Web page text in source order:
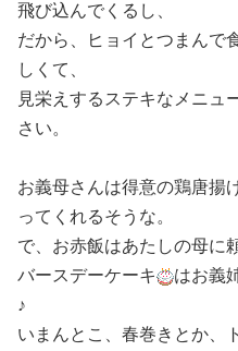
飛び込んでくるし、
だから、ヒョイとつまんで
しくて、
見栄えするステキなメニュ
さい。
お義母さんは得意の鶏唐揚
ってくれるそうな。
で、お赤飯はあたしの母に
バースデーケーキ
はお義
♪
いまんとこ、春巻きとか、